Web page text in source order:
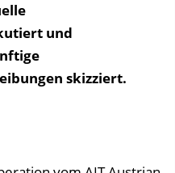
z
und
skizziert.